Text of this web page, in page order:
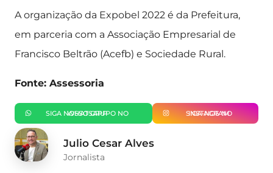
A organização da Expobel 2022 é da Prefeitura,
em parceria com a Associação Empresarial de
Francisco Beltrão (Acefb) e Sociedade Rural.
Fonte: Assessoria
SIGA NOSSO GRUPO NO WHATSAPP SIGA-NOS NO INSTAGRAM
Julio Cesar Alves
Jornalista